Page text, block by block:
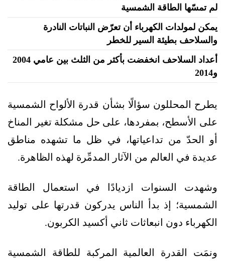
لم تمسّها الطاقة الشمسية
يمكن لمولدات الكهرباء أن تعرّض النباتات النادرة
والسلاحف بطيئة السير للخطر
أعداد السلاحف انخفضت بأكثر من الثلث بين عامي 2004
و2014
يطرح المحللون سؤالًا بشأن قدرة الألواح الشمسية
على الأسطح، بمفردها، على حل مشكلة تغير المناخ
أو الحدّ من تداعياتها، في ظل ما تشهده مناطق
عديدة في العالم من الآثار المدمِّرة لهذه الظاهرة.
وشهدت السنوات ازديادًا في استعمال الطاقة
الشمسية؛ إذ بدأ الناس يدركون قدرتها على توليد
الكهرباء دون انبعاثات ثاني أكسيد الكربون.
ونمَت القدرة العالمية المركبة للطاقة الشمسية